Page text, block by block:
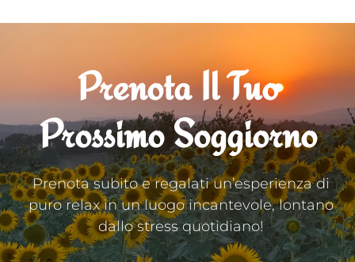
Prenota Il Tuo
Prossimo Soggiorno
Prenota subito e regalati un’esperienza di
puro relax in un luogo incantevole, lontano
dallo stress quotidiano!